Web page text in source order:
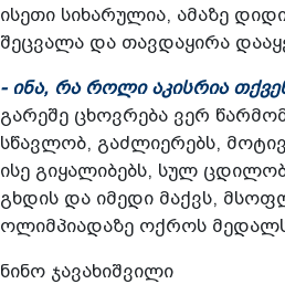
ისეთი სიხარულია, ამაზე
შეცვალა და თავდაყირა
- ინა, რა როლი აკისრია
გარეშე ცხოვრება ვერ
სწავლობ, გაძლიერებს,
ისე გიყალიბებს, სულ
გხდის და იმედი მაქვს,
ოლიმპიადაზე ოქროს
ნინო ჯავახიშვილი